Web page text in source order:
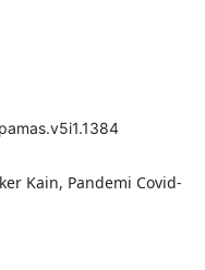
Kain, Pandemi Covid-